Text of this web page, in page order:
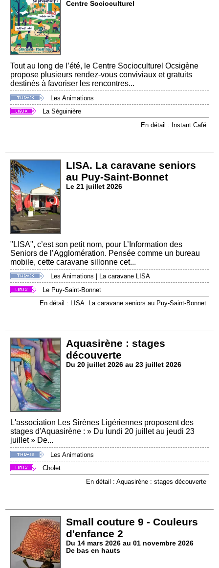
Centre Socioculturel
Tout au long de l’été, le Centre Socioculturel Ocsigène
propose plusieurs rendez-vous conviviaux et gratuits
destinés à favoriser les rencontres...
Les Animations
La Séguinière
En détail : Instant Café
LISA. La caravane seniors
au Puy-Saint-Bonnet
Le 21 juillet 2026
"LISA", c’est son petit nom, pour L’Information des
Seniors de l’Agglomération. Pensée comme un bureau
mobile, cette caravane sillonne cet...
Les Animations
La caravane LISA
Le Puy-Saint-Bonnet
En détail : LISA. La caravane seniors au Puy-Saint-Bonnet
Aquasirène : stages
découverte
Du 20 juillet 2026 au 23 juillet 2026
L'association Les Sirènes Ligériennes proposent des
stages d'Aquasirène : » Du lundi 20 juillet au jeudi 23
juillet » De...
Les Animations
Cholet
En détail : Aquasirène : stages découverte
Small couture 9 - Couleurs
d'enfance 2
Du 14 mars 2026 au 01 novembre 2026
De bas en hauts